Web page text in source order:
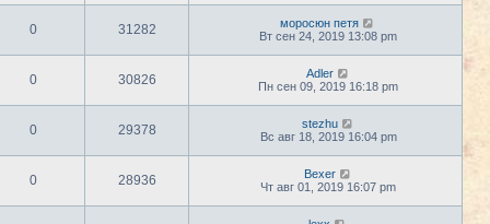
0 31282
моросюн петя
Вт сен 24, 2019 13:08 pm
0 30826
Adler
Пн сен 09, 2019 16:18 pm
0 29378
stezhu
Вс авг 18, 2019 16:04 pm
0 28936
Bexer
Чт авг 01, 2019 16:07 pm